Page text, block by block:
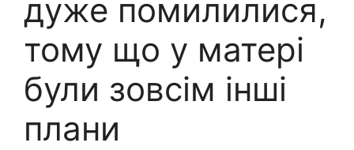
дуже помилилися,
тому що у матері
були зовсім інші
плани